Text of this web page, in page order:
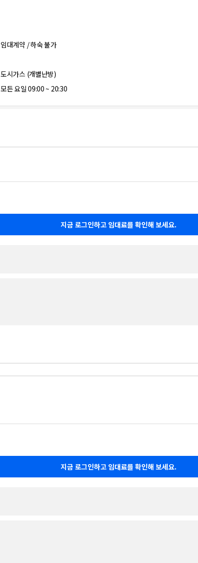
임대계약 / 하숙 불가
도시가스 (개별난방)
모든 요일 09:00 ~ 20:30
지금 로그인하고 임대료를 확인해 보세요.
지금 로그인하고 임대료를 확인해 보세요.